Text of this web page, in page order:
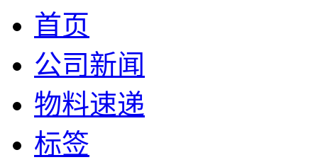
首页
公司新闻
物料速递
标签